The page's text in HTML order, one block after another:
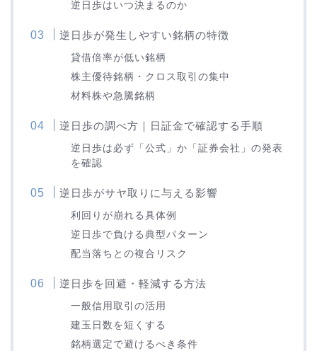
逆日歩はいつ決まるのか
逆日歩が発生しやすい銘柄の特徴
貸借倍率が低い銘柄
株主優待銘柄・クロス取引の集中
材料株や急騰銘柄
逆日歩の調べ方｜日証金で確認する手順
逆日歩は必ず「公式」か「証券会社」の発表
を確認
逆日歩がサヤ取りに与える影響
利回りが崩れる具体例
逆日歩で負ける典型パターン
配当落ちとの複合リスク
逆日歩を回避・軽減する方法
一般信用取引の活用
建玉日数を短くする
銘柄選定で避けるべき条件